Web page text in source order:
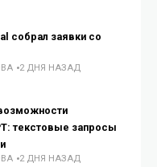
собрал заявки со
2 ДНЯ НАЗАД
текстовые запросы
2 ДНЯ НАЗАД